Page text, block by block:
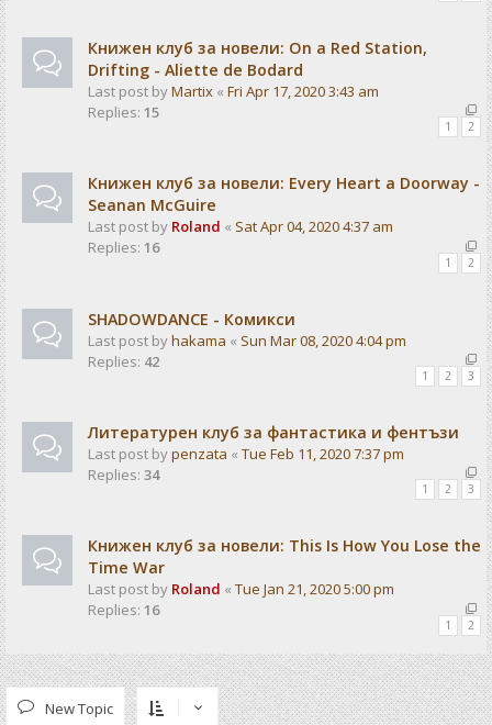
Книжен клуб за новели: On a Red Station,
Drifting - Aliette de Bodard
Last post byMartix « Fri Apr 17, 2020 3:43 am
Replies: 15
1 2
Книжен клуб за новели: Every Heart a Doorway -
Seanan McGuire
Last post by Roland « Sat Apr 04, 2020 4:37 am
Replies: 16
1 2
SHADOWDANCE - Комикси
Last post byhakama « Sun Mar 08, 2020 4:04 pm
Replies: 42
1 2 3
Литературен клуб за фантастика и фентъзи
Last post bypenzata « Tue Feb 11, 2020 7:37 pm
Replies: 34
1 2 3
Книжен клуб за новели: This Is How You Lose the
Time War
Last post by Roland « Tue Jan 21, 2020 5:00 pm
Replies: 16
1 2
New Topic